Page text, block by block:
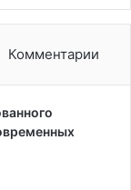
Комментарии